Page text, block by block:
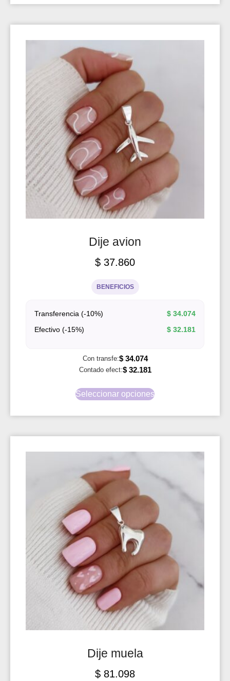
Dije avion
$ 37.860
BENEFICIOS
Transferencia (-10%) $ 34.074
Efectivo (-15%)
$ 32.181
Con transfe:$34.074
Contado efect:$32.181
Seleccionar opciones
Dije muela
$ 81.098